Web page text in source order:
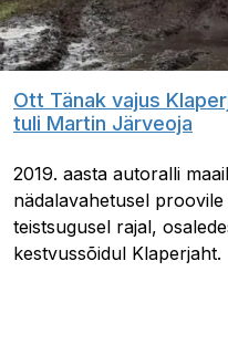
Ott Tänak vajus
tuli Martin Järveoja
2019. aasta autoralli
nädalavahetusel
teistsugusel rajal,
kestvussõidul Klaperjaht.